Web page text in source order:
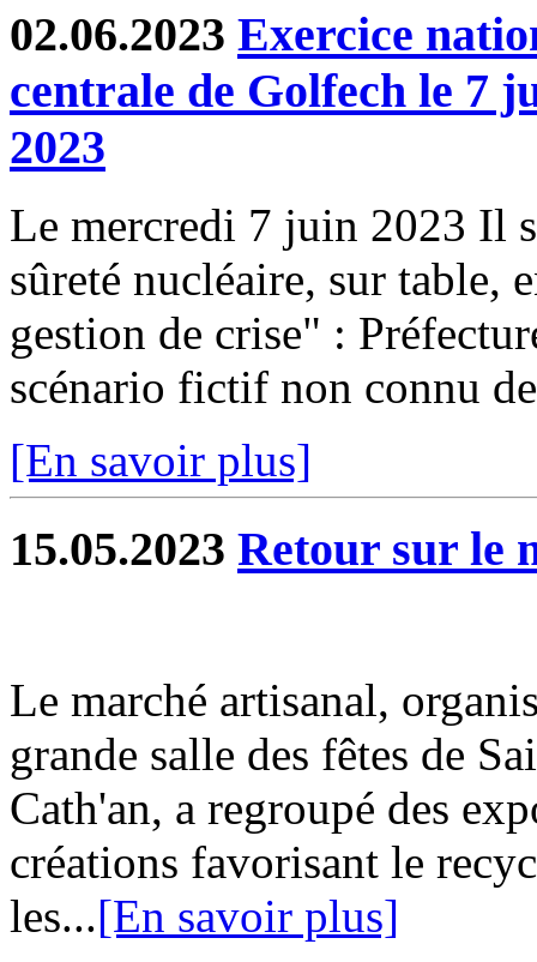
02.06.2023 Exercice
centrale de Golfech le 7
2023
Le mercredi 7 juin 2023 Il
sûreté nucléaire, sur table,
gestion de crise" :
scénario fictif non connu
[En savoir plus]
15.05.2023 Retour sur le
Le marché artisanal,
grande salle des fêtes de
Cath'an, a regroupé des
créations favorisant le
les...[En savoir plus]